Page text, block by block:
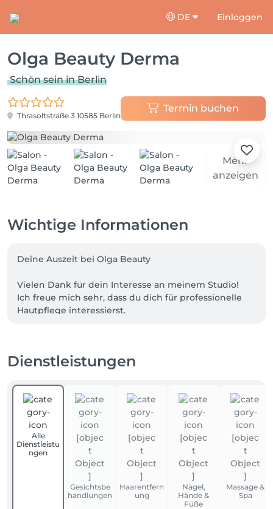
DE Einloggen
Olga Beauty Derma
Schön sein in Berlin
Thrasoltstraße 3 10585 Berlin
Termin buchen
Mehr
anzeigen
Wichtige Informationen
Deine Auszeit bei Olga Beauty
Vielen Dank für dein Interesse an meinem Studio!
Ich freue mich sehr, dass du dich für professionelle
Hautpflege interessierst.
zu pflegen, sondern sie zum Strahlen zu bringen – in
kurz vergessen kannst.
Hast du Fragen zu einer bestimmten Behandlung
oder möchtest du direkt einen Termin für deine
Hautanalyse buchen? Ich berate dich gerne!
Herzliche Grüße,
Dienstleistungen
Alle
Dienstleistu
ngen
Gesichtsbe
handlungen
Haarentfern
ung
Nägel,
Hände &
Füße
Massage &
Spa